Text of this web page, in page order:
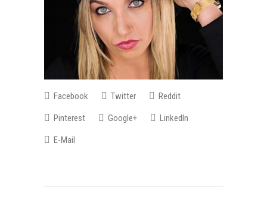
Facebook Twitter Reddit
Pinterest Google+ LinkedIn
E-Mail